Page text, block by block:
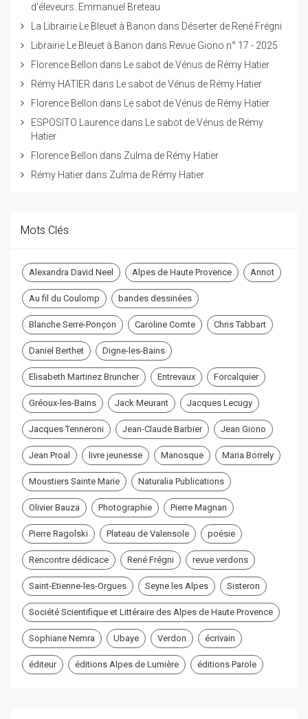
d'éleveurs. Emmanuel Breteau
La Librairie Le Bleuet à Banon dans Déserter de René Frégni
Librairie Le Bleuet à Banon dans Revue Giono n° 17 - 2025
Florence Bellon dans Le sabot de Vénus de Rémy Hatier
Rémy HATIER dans Le sabot de Vénus de Rémy Hatier
Florence Bellon dans Le sabot de Vénus de Rémy Hatier
ESPOSITO Laurence dans Le sabot de Vénus de Rémy
Hatier
Florence Bellon dans Zulma de Rémy Hatier
Rémy Hatier dans Zulma de Rémy Hatier
Mots Clés
Alexandra David Neel Alpes de Haute Provence Annot
Au fil du Coulomp bandes dessinées
Blanche Serre-Ponçon Caroline Comte Chris Tabbart
Daniel Berthet Digne-les-Bains
Elisabeth Martinez Bruncher Entrevaux Forcalquier
Gréoux-les-Bains Jack Meurant Jacques Lecugy
Jacques Tenneroni Jean-Claude Barbier Jean Giono
Jean Proal livre jeunesse Manosque Maria Borrely
Moustiers Sainte Marie Naturalia Publications
Olivier Bauza Photographie Pierre Magnan
Pierre Ragolski Plateau de Valensole poésie
Rencontre dédicace René Frégni revue verdons
Saint-Etienne-les-Orgues Seyne les Alpes Sisteron
Société Scientifique et Littéraire des Alpes de Haute Provence
Sophiane Nemra Ubaye Verdon écrivain
éditeur éditions Alpes de Lumière éditions Parole